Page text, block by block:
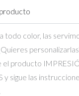
todo color, las
el producto
y sigue las